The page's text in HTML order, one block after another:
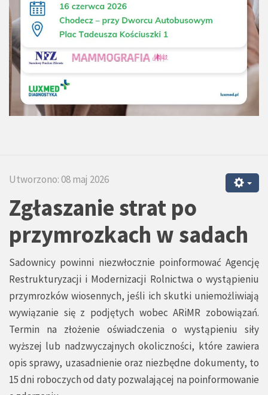
Utworzono: 08 maj 2026
Zgłaszanie strat po
przymrozkach w sadach
Sadownicy powinni niezwłocznie poinformować Agencję
Restrukturyzacji i Modernizacji Rolnictwa o wystąpieniu
przymrozków wiosennych, jeśli ich skutki uniemożliwiają
wywiązanie się z podjętych wobec ARiMR zobowiązań.
Termin na złożenie oświadczenia o wystąpieniu siły
wyższej lub nadzwyczajnych okoliczności, które zawiera
opis sprawy, uzasadnienie oraz niezbędne dokumenty, to
15 dni roboczych od daty pozwalającej na poinformowanie